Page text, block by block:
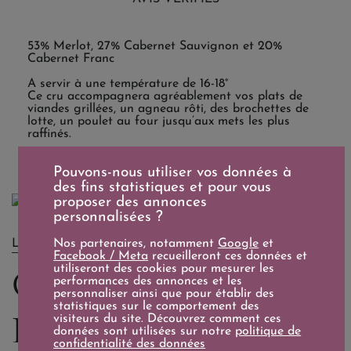
53% Merlot, 27% Cabernet Sauvignon et 20%
Cabernet Franc
A servir à une température de 16-18°
Ce cru accompagnera agréablement vos plats de
viandes grillées, un agneau rôti, des brochettes de
lotte, un poulet au four jusqu’aux mets les plus
raffinés.
LE DOMAINE
Château Floréal
Laguens
Pouvons-nous utiliser vos données à
des fins statistiques et pour vous
proposer des annonces
personnalisées ?
Nos partenaires, notamment Google et
Facebook / Meta recueilleront ces données et
utiliseront des cookies pour mesurer les
performances des annonces et les
personnaliser ainsi que pour établir des
statistiques sur le comportement des
visiteurs du site. Découvrez comment ces
données sont utilisées sur notre politique de
confidentialité des données